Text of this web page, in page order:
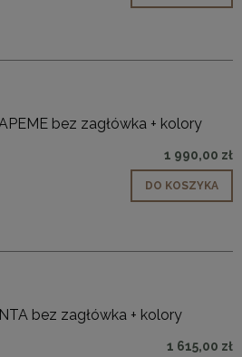
bez zagłówka + kolory
1 990,00 zł
DO KOSZYKA
bez zagłówka + kolory
1 615,00 zł